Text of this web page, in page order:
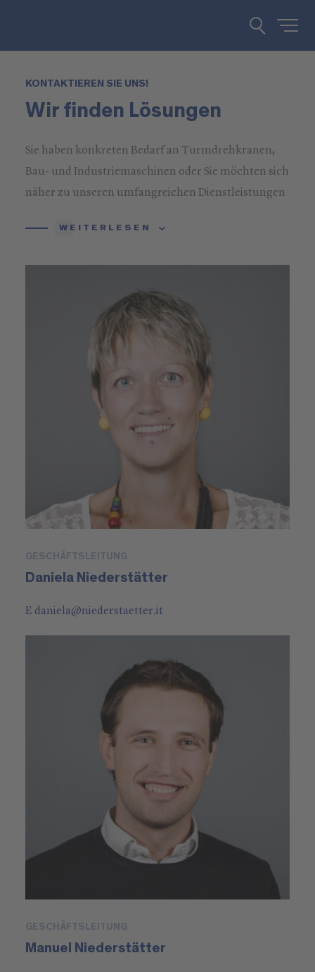
KONTAKTIEREN SIE UNS!
Wir finden Lösungen
Sie haben konkreten Bedarf an Turmdrehkranen,
Bau- und Industriemaschinen oder Sie möchten sich
näher zu unseren umfangreichen Dienstleistungen
WEITERLESEN
GESCHÄFTSLEITUNG
Daniela Niederstätter
E daniela@niederstaetter.it
GESCHÄFTSLEITUNG
Manuel Niederstätter